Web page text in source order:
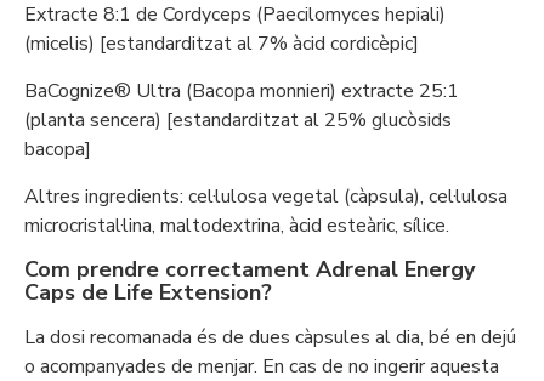
Extracte 8:1 de Cordyceps (Paecilomyces hepiali)
(micelis) [estandarditzat al 7% àcid cordicèpic]
BaCognize® Ultra (Bacopa monnieri) extracte 25:1
(planta sencera) [estandarditzat al 25% glucòsids
bacopa]
Altres ingredients: cel·lulosa vegetal (càpsula), cel·lulosa
microcristal·lina, maltodextrina, àcid esteàric, sílice.
Com prendre correctament Adrenal Energy
Caps de Life Extension?
La dosi recomanada és de dues càpsules al dia, bé en dejú
o acompanyades de menjar. En cas de no ingerir aquesta